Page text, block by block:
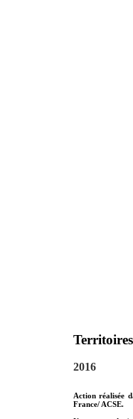
2016
Action réalisée
France/ ACSE.